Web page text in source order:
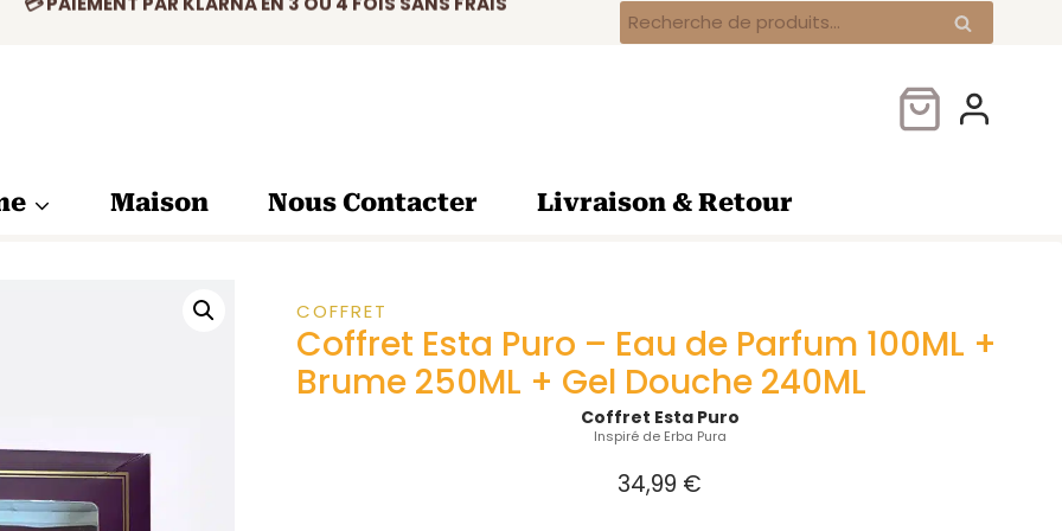
Recherche
pour :
Recherche
Maison Nous Contacter Livraison & Retour
COFFRET
Coffret Esta Puro – Eau de Parfum 100ML +
Brume 250ML + Gel Douche 240ML
Coffret Esta Puro
Inspiré de Erba Pura
34,99 €
Coffret
Esta
100ML
Gel
Douche
240ML